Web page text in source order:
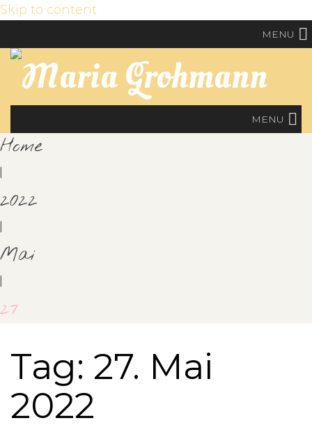
Skip to content
MENU
MENU
Home
|
2022
|
Mai
|
27
Tag: 27. Mai
2022